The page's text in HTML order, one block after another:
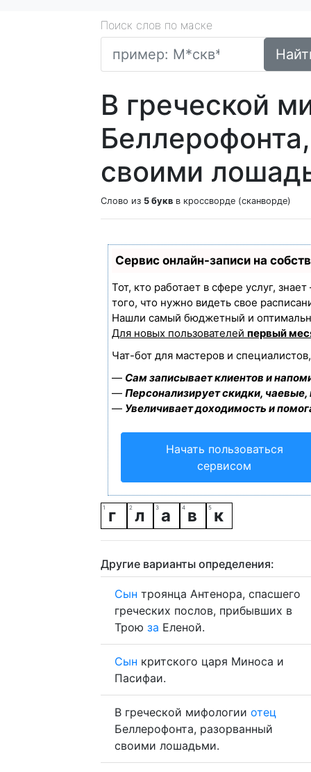
Поиск слов по маске
В греческой
своими
Слово из 5 букв в кроссворде (сканворде)
Сервис онлайн-записи на
Тот, кто работает в сфере услуг,
того, что нужно видеть свое
Нашли самый бюджетный и
Для новых пользователей первый
Чат-бот для мастеров и
— Сам записывает клиентов и
— Персонализирует скидки,
— Увеличивает доходимость и
Начать пользоваться
сервисом
г л а в к
Другие варианты определения:
Сын троянца Антенора, спасшего
греческих послов, прибывших в
Трою за Еленой.
Сын критского царя Миноса и
Пасифаи.
В греческой мифологии отец
Беллерофонта, разорванный
своими лошадьми.